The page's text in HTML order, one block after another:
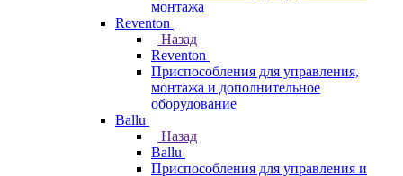
монтажа
Reventon
Назад
Reventon
Приспособления для управления,
монтажа и дополнительное
оборудование
Ballu
Назад
Ballu
Приспособления для управления и